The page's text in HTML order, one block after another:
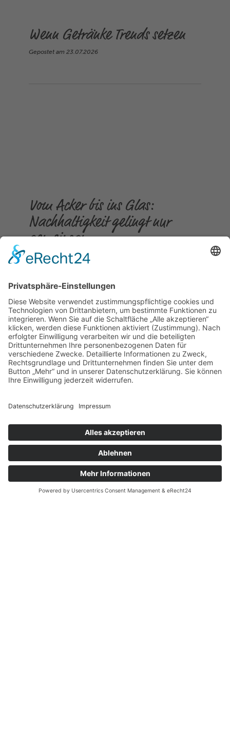
Wenn Getränke Trends setzen
Gepostet am 23.07.2026
Vom Acker bis ins Glas:
Nachhaltigkeit gelingt nur
gemeinsam
Gepostet am23.07.2026